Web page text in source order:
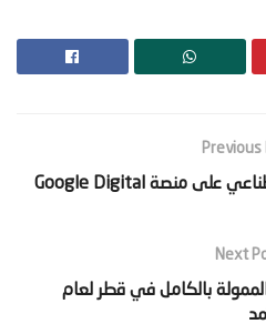
Previous
‫كورس معتمد في الذكاء الاصطناعي على منصة Google Digital
Next
بالكامل في قطر لعام